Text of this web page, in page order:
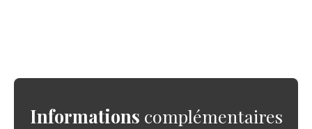
Informations complémentaires